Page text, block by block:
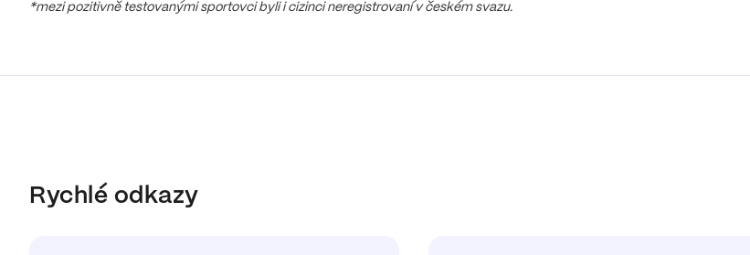
*mezi pozitivně testovanými sportovci byli i cizinci neregistrovaní v českém svazu.
Rychlé odkazy